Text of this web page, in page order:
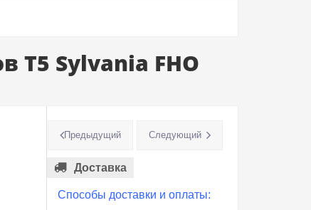
Sylvania FHO
Предыдущий Следующий
Доставка
Способы доставки и оплаты: